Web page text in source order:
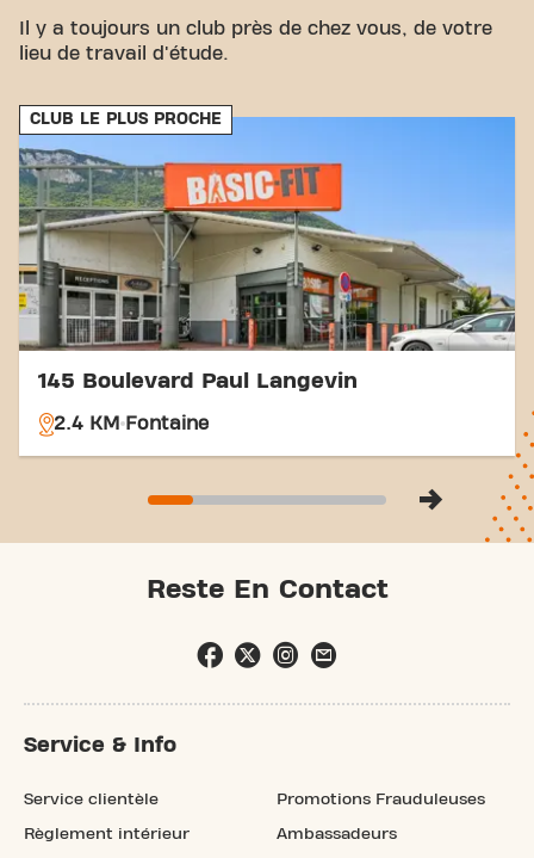
accessibles, atteindre vos objectifs de fitness n’a
jamais été aussi simple. Venez au Basic-Fit Saint-
Il y a toujours un club près de chez vous, de votre
lieu de travail d'étude.
CLUB LE PLUS PROCHE
145 Boulevard Paul Langevin
2.4 KM Fontaine
Reste En Contact
Service & Info
Service clientèle
Règlement intérieur
Promotions Frauduleuses
Ambassadeurs